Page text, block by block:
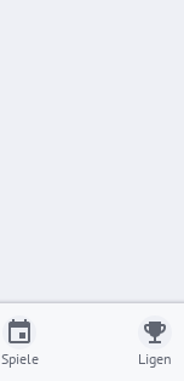
Spiele Ligen